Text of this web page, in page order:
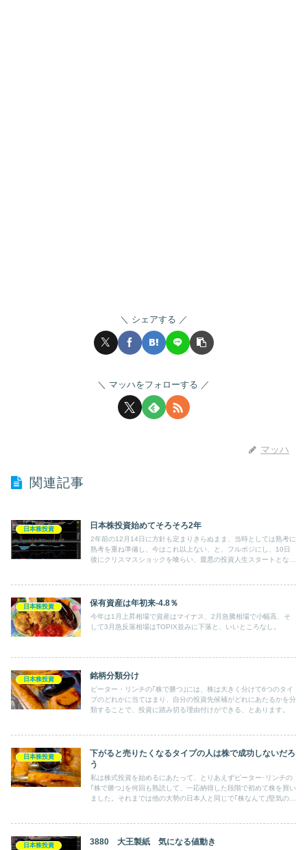
シェアする
マッハをフォローする
マッハ
関連記事
日本株投資 日本株投資始めてそろそろ2年
2年前の12月14日に方針も定まりきらぬまま、当時としては熟考に
熟考を重ね準備し、今はこれ以上ない、と、フルポジにし、10日
後にクリスマスショックを喰らい、最悪の投資人生スタートとなり
日本株投資 保有資産は年初来-4.8％
今年は1月上昇相場で資産はマイナス、2月急騰相場で小幅高、そ
して3月急反落相場はTOPIX並みに下落と、いいところなし。
日本株投資 銘柄分類分け
ピーター・リンチの｢株で勝つ｣には、株は大きく分けて6つのタイ
プのどれかに当てはまり、自分の投資先候補がどれにあたるかを分
類することで、投資に踏み切る理由付けができる、とあります。
日本株投資
下がると売りたくなるタイプの人は株で成功しないだろ
う
私は株式投資を始めるにあたって、とりあえずピーター･リンチの
｢株で勝つ｣を何回も熟読して、一応納得した段階で初めて株を買い
ました。それまでは他の大勢の日本人と同じで｢株なんて｣堅気のや
日本株投資 3880 大王製紙 気になる値動き